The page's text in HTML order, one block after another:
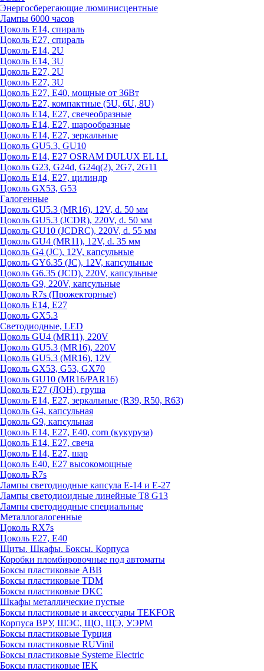
Энергосберегающие люминисцентные
Лампы 6000 часов
Цоколь Е14, спираль
Цоколь Е27, спираль
Цоколь Е14, 2U
Цоколь Е14, 3U
Цоколь Е27, 2U
Цоколь Е27, 3U
Цоколь Е27, Е40, мощные от 36Вт
Цоколь Е27, компактные (5U, 6U, 8U)
Цоколь Е14, Е27, свечеобразные
Цоколь Е14, Е27, шарообразные
Цоколь Е14, Е27, зеркальные
Цоколь GU5.3, GU10
Цоколь Е14, Е27 OSRAM DULUX EL LL
Цоколь G23, G24d, G24q(2), 2G7, 2G11
Цоколь Е14, Е27, цилиндр
Цоколь GX53, G53
Галогенные
Цоколь GU5.3 (MR16), 12V, d. 50 мм
Цоколь GU5.3 (JCDR), 220V, d. 50 мм
Цоколь GU10 (JCDRC), 220V, d. 55 мм
Цоколь GU4 (MR11), 12V, d. 35 мм
Цоколь G4 (JC), 12V, капсульные
Цоколь GY6.35 (JC), 12V, капсульные
Цоколь G6.35 (JCD), 220V, капсульные
Цоколь G9, 220V, капсульные
Цоколь R7s (Прожекторные)
Цоколь E14, E27
Цоколь GX5.3
Светодиодные, LED
Цоколь GU4 (MR11), 220V
Цоколь GU5.3 (MR16), 220V
Цоколь GU5.3 (MR16), 12V
Цоколь GX53, G53, GX70
Цоколь GU10 (MR16/PAR16)
Цоколь Е27 (ЛОН), груша
Цоколь Е14, Е27, зеркальные (R39, R50, R63)
Цоколь G4, капсульная
Цоколь G9, капсульная
Цоколь Е14, Е27, Е40, corn (кукуруза)
Цоколь Е14, Е27, свеча
Цоколь Е14, Е27, шар
Цоколь Е40, Е27 высокомощные
Цоколь R7s
Лампы светодиодные капсула Е-14 и Е-27
Лампы светодиоидные линейные T8 G13
Лампы светодиодные специальные
Металлогалогенные
Цоколь RX7s
Цоколь Е27, E40
Щиты. Шкафы. Боксы. Корпуса
Коробки пломбировочные под автоматы
Боксы пластиковые ABB
Боксы пластиковые TDM
Боксы пластиковые DKC
Шкафы металлические пустые
Боксы пластиковые и аксессуары TEKFOR
Корпуса ВРУ, ШЭС, ЩО, ЩЭ, УЭРМ
Боксы пластиковые Турция
Боксы пластиковые RUVinil
Боксы пластиковые Systeme Electric
Боксы пластиковые IEK